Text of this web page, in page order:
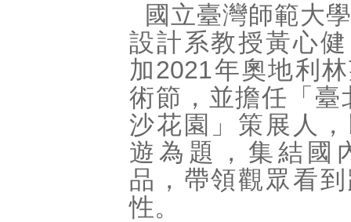
國立臺灣師範大
設計系教授黃心
加2021年奧地利
術節，並擔任「臺
沙花園」策展人
遊為題，集結國
品，帶領觀眾看
性。